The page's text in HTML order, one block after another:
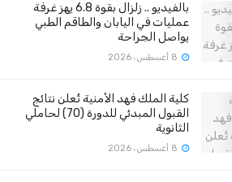
بالفيديو .. زلزال بقوة 6.8 يهز غرفة
عمليات في اليابان والطاقم الطبي
يواصل الجراحة
كلية الملك فهد الأمنية تُعلن نتائج
القبول المبدئي للدورة (70) لحاملي
الثانوية